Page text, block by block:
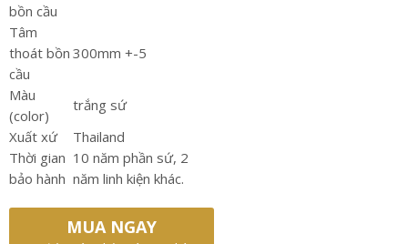
bồn cầu
Tâm
thoát bồn
cầu
300mm +-5
Màu
(color)
trắng sứ
Xuất xứ
Thailand
Thời gian
bảo hành
10 năm phần sứ, 2
năm linh kiện khác.
MUA NGAY